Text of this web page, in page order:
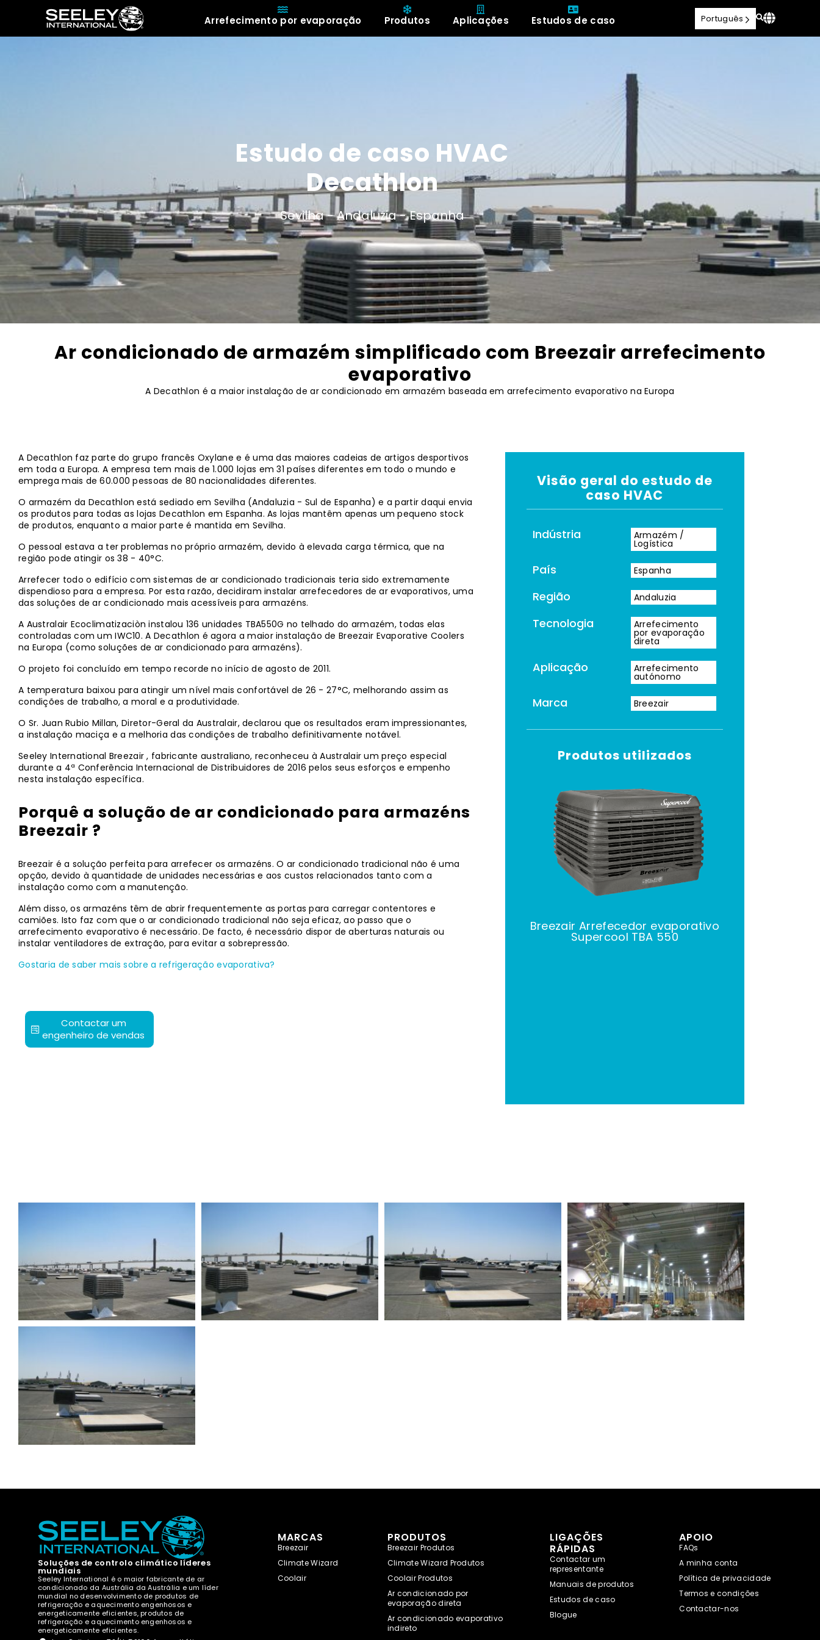
Arrefecimento por evaporação Produtos Aplicações Estudos de caso Português
Estudo de caso HVAC
Decathlon
Sevilha -Andaluzia -Espanha
Ar condicionado de armazém simplificado com Breezair arrefecimento
evaporativo
A Decathlon é a maior instalação de ar condicionado em armazém baseada em arrefecimento evaporativo na Europa
A Decathlon faz parte do grupo francês Oxylane e é uma das maiores cadeias de artigos desportivos
em toda a Europa. A empresa tem mais de 1.000 lojas em 31 países diferentes em todo o mundo e
emprega mais de 60.000 pessoas de 80 nacionalidades diferentes.
O armazém da Decathlon está sediado em Sevilha (Andaluzia - Sul de Espanha) e a partir daqui envia
os produtos para todas as lojas Decathlon em Espanha. As lojas mantêm apenas um pequeno stock
de produtos, enquanto a maior parte é mantida em Sevilha.
O pessoal estava a ter problemas no próprio armazém, devido à elevada carga térmica, que na
região pode atingir os 38 - 40°C.
Arrefecer todo o edifício com sistemas de ar condicionado tradicionais teria sido extremamente
dispendioso para a empresa. Por esta razão, decidiram instalar arrefecedores de ar evaporativos, uma
das soluções de ar condicionado mais acessíveis para armazéns.
A Australair Ecoclimatizaciòn instalou 136 unidades TBA550G no telhado do armazém, todas elas
controladas com um IWC10. A Decathlon é agora a maior instalação de Breezair Evaporative Coolers
na Europa (como soluções de ar condicionado para armazéns).
O projeto foi concluído em tempo recorde no início de agosto de 2011.
A temperatura baixou para atingir um nível mais confortável de 26 - 27°C, melhorando assim as
condições de trabalho, a moral e a produtividade.
O Sr. Juan Rubio Millan, Diretor-Geral da Australair, declarou que os resultados eram impressionantes,
a instalação maciça e a melhoria das condições de trabalho definitivamente notável.
Seeley International Breezair , fabricante australiano, reconheceu à Australair um preço especial
durante a 4ª Conferência Internacional de Distribuidores de 2016 pelos seus esforços e empenho
nesta instalação específica.
Porquê a solução de ar condicionado para armazéns
Breezair ?
Breezair é a solução perfeita para arrefecer os armazéns. O ar condicionado tradicional não é uma
opção, devido à quantidade de unidades necessárias e aos custos relacionados tanto com a
instalação como com a manutenção.
Além disso, os armazéns têm de abrir frequentemente as portas para carregar contentores e
camiões. Isto faz com que o ar condicionado tradicional não seja eficaz, ao passo que o
arrefecimento evaporativo é necessário. De facto, é necessário dispor de aberturas naturais ou
instalar ventiladores de extração, para evitar a sobrepressão.
Gostaria de saber mais sobre a refrigeração evaporativa?
Contactar um
engenheiro de vendas
Visão geral do estudo de
caso HVAC
Indústria Armazém /
Logística
País Espanha
Região Andaluzia
Tecnologia Arrefecimento
por evaporação
direta
Aplicação Arrefecimento
autónomo
Marca Breezair
Produtos utilizados
Breezair Arrefecedor evaporativo
Supercool TBA 550
Soluções de controlo climático líderes
mundiais
Seeley International é o maior fabricante de ar
condicionado da Austrália da Austrália e um líder
mundial no desenvolvimento de produtos de
refrigeração e aquecimento engenhosos e
energeticamente eficientes, produtos de
refrigeração e aquecimento engenhosos e
energeticamente eficientes.
MARCAS
Breezair
Climate Wizard
Coolair
PRODUTOS
Breezair Produtos
Climate Wizard Produtos
Coolair Produtos
Ar condicionado por
evaporação direta
Ar condicionado evaporativo
indireto
LIGAÇÕES
RÁPIDAS
Contactar um
representante
Manuais de produtos
Estudos de caso
Blogue
APOIO
FAQs
A minha conta
Política de privacidade
Termos e condições
Contactar-nos